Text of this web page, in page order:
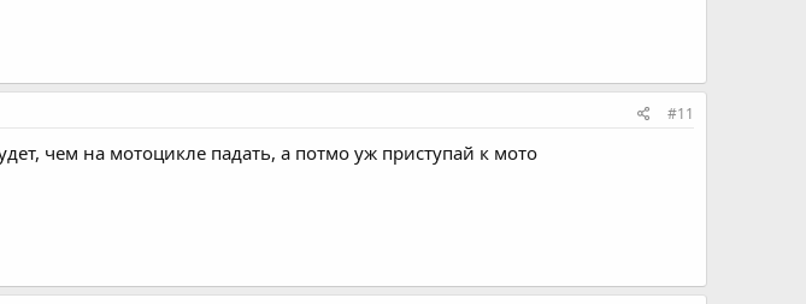
#11
чем на мотоцикле падать, а потмо уж приступай к мото